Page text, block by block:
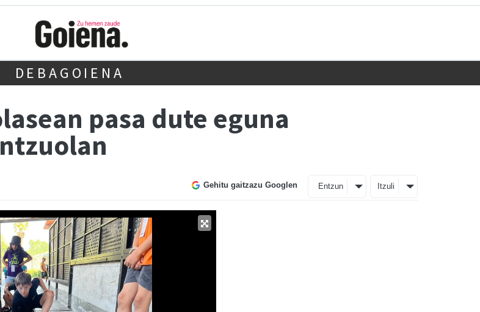
DEBAGOIENA
pasa dute eguna
Gehitu gaitzazu Googlen Entzun Itzuli